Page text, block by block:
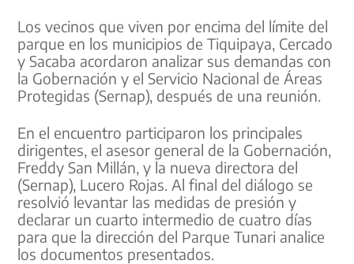
Los vecinos que viven por encima del límite del
parque en los municipios de Tiquipaya, Cercado
y Sacaba acordaron analizar sus demandas con
la Gobernación y el Servicio Nacional de Áreas
Protegidas (Sernap), después de una reunión.
En el encuentro participaron los principales
dirigentes, el asesor general de la Gobernación,
Freddy San Millán, y la nueva directora del
(Sernap), Lucero Rojas. Al final del diálogo se
resolvió levantar las medidas de presión y
declarar un cuarto intermedio de cuatro días
para que la dirección del Parque Tunari analice
los documentos presentados.